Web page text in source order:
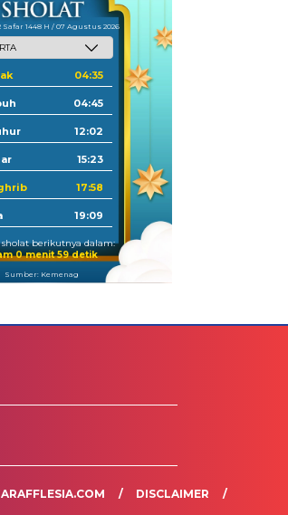
Safar 1448 H / 07 Agustus 2026
04:35
04:45
12:02
15:23
17:58
19:09
berikutnya dalam:
0 menit 59 detik
Sumber: Kemenag
DISCLAIMER